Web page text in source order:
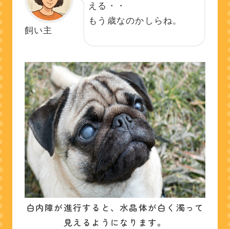
飼い主
える・・
もう歳なのかしらね。
白内障が進行すると、水晶体が白く濁って
見えるようになります。